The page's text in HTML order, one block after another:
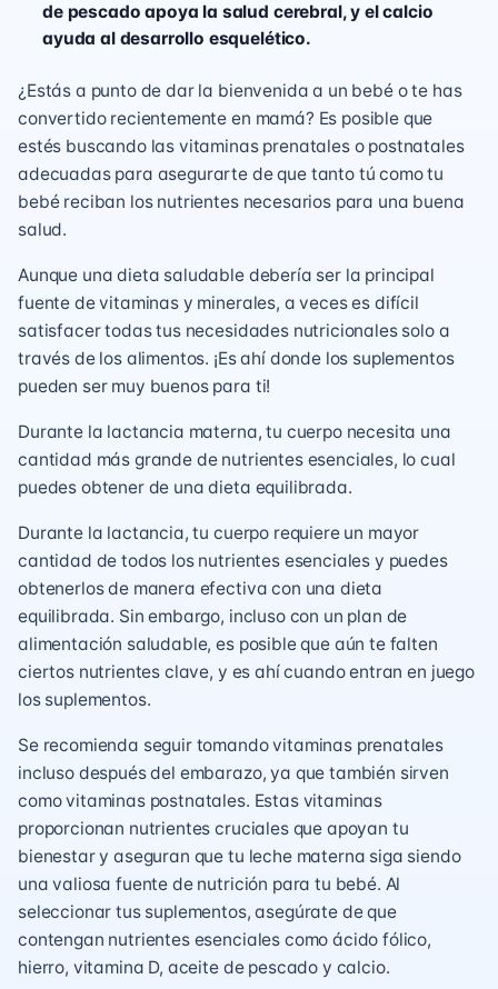
de pescado apoya la salud cerebral, y el calcio
ayuda al desarrollo esquelético.
¿Estás a punto de dar la bienvenida a un bebé o te has
convertido recientemente en mamá? Es posible que
estés buscando las vitaminas prenatales o postnatales
adecuadas para asegurarte de que tanto tú como tu
bebé reciban los nutrientes necesarios para una buena
salud.
Aunque una dieta saludable debería ser la principal
fuente de vitaminas y minerales, a veces es difícil
satisfacer todas tus necesidades nutricionales solo a
través de los alimentos. ¡Es ahí donde los suplementos
pueden ser muy buenos para ti!
Durante la lactancia materna, tu cuerpo necesita una
cantidad más grande de nutrientes esenciales, lo cual
puedes obtener de una dieta equilibrada.
Durante la lactancia, tu cuerpo requiere un mayor
cantidad de todos los nutrientes esenciales y puedes
obtenerlos de manera efectiva con una dieta
equilibrada. Sin embargo, incluso con un plan de
alimentación saludable, es posible que aún te falten
ciertos nutrientes clave, y es ahí cuando entran en juego
los suplementos.
Se recomienda seguir tomando vitaminas prenatales
incluso después del embarazo, ya que también sirven
como vitaminas postnatales. Estas vitaminas
proporcionan nutrientes cruciales que apoyan tu
bienestar y aseguran que tu leche materna siga siendo
una valiosa fuente de nutrición para tu bebé. Al
seleccionar tus suplementos, asegúrate de que
contengan nutrientes esenciales como ácido fólico,
hierro, vitamina D, aceite de pescado y calcio.